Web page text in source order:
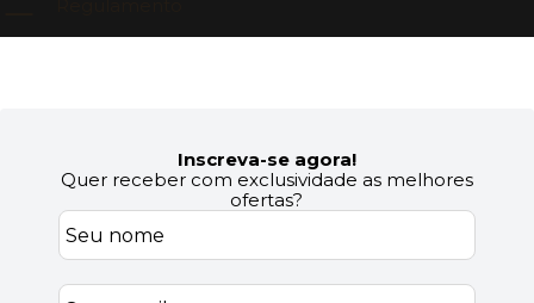
Inscreva-se agora!
Quer receber com exclusividade as melhores
ofertas?